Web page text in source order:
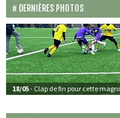
DERNIÈRES PHOTOS
18/05- Clap de fin pour cette magnifique édition de l’AJM CUP 2026